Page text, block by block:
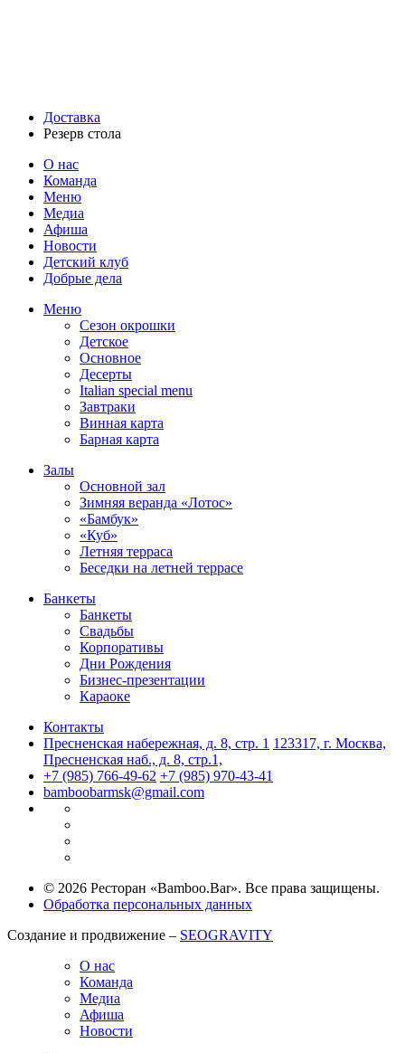
Доставка
Резерв стола
О нас
Команда
Меню
Медиа
Афиша
Новости
Детский клуб
Добрые дела
Меню
Сезон окрошки
Детское
Основное
Десерты
Italian special menu
Завтраки
Винная карта
Барная карта
Залы
Основной зал
Зимняя веранда «Лотос»
«Бамбук»
«Куб»
Летняя терраса
Беседки на летней террасе
Банкеты
Банкеты
Свадьбы
Корпоративы
Дни Рождения
Бизнес-презентации
Караоке
Контакты
Пресненская набережная, д. 8, стр. 1 123317, г. Москва,
Пресненская наб., д. 8, стр.1,
+7 (985) 766-49-62 +7 (985) 970-43-41
bamboobarmsk@gmail.com
© 2026 Ресторан «Bamboo.Bar». Все права защищены.
Обработка персональных данных
Создание и продвижение – SEOGRAVITY
О нас
Команда
Медиа
Афиша
Новости